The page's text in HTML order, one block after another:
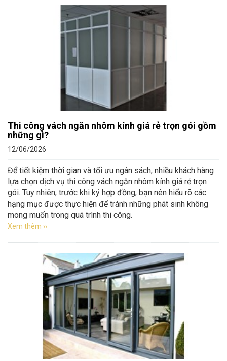
Thi công vách ngăn nhôm kính giá rẻ trọn gói gồm
những gì?
12/06/2026
Để tiết kiệm thời gian và tối ưu ngân sách, nhiều khách hàng
lựa chọn dịch vụ thi công vách ngăn nhôm kính giá rẻ trọn
gói. Tuy nhiên, trước khi ký hợp đồng, bạn nên hiểu rõ các
hạng mục được thực hiện để tránh những phát sinh không
mong muốn trong quá trình thi công.
Xem thêm ››